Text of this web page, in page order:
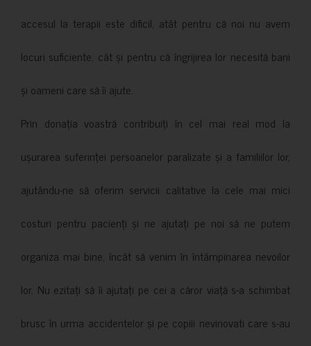
accesul la terapii este dificil, atât pentru că noi nu avem
locuri suficiente, cât și pentru că îngrijirea lor necesită bani
și oameni care să îi ajute.
Prin donația voastră contribuiți în cel mai real mod la
ușurarea suferinței persoanelor paralizate și a familiilor lor,
ajutându-ne să oferim servicii calitative la cele mai mici
costuri pentru pacienți și ne ajutați pe noi să ne putem
organiza mai bine, încât să venim în întâmpinarea nevoilor
lor. Nu ezitați să îi ajutați pe cei a căror viață s-a schimbat
brusc în urma accidentelor și pe copiii nevinovati care s-au